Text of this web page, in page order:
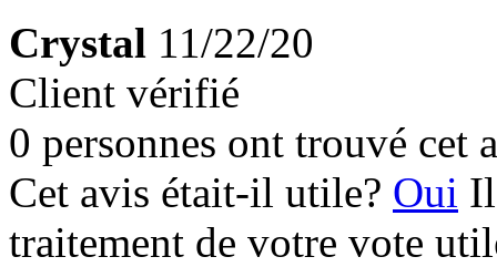
Crystal 11/22/20
Client vérifié
0 personnes ont trouvé cet
Cet avis était-il utile? Oui
traitement de votre vote